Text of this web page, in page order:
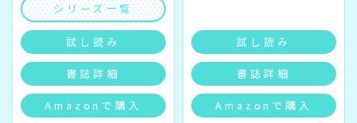
シリーズ一覧
試し読み
書誌詳細
Amazonで購入
試し読み
書誌詳細
Amazonで購入